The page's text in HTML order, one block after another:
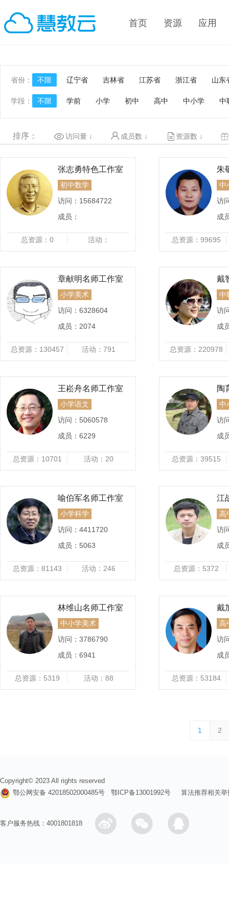
首页 资源 应用
省份： 不限 辽宁省 吉林省 江苏省 浙江省 山东
学段： 不限 学前 小学 初中 高中 中小学 中
排序： 访问量 ↓ 成员数 ↓ 资源数 ↓
张志勇特色工作室
初中数学
访问： 15684722
成员：
总资源： 0 活动：
朱
中
访
成
总资源： 99695
章献明名师工作室
小学美术
访问： 6328604
成员： 2074
总资源： 130457 活动： 791
戴
中
访
成
总资源： 220978
王崧舟名师工作室
小学语文
访问： 5060578
成员： 6229
总资源： 10701 活动： 20
陶
中
访
成
总资源： 39515
喻伯军名师工作室
小学科学
访问： 4411720
成员： 5063
总资源： 81143 活动： 246
江
高
访
成
总资源： 5372
林维山名师工作室
中小学美术
访问： 3786790
成员： 6941
总资源： 5319 活动： 88
戴
高
访
成
总资源： 53184
1 2
Copyright© 2023 All rights reserved
鄂公网安备 42018502000485号
鄂ICP备13001992号 算法推荐相关举
客户服务热线：4001801818